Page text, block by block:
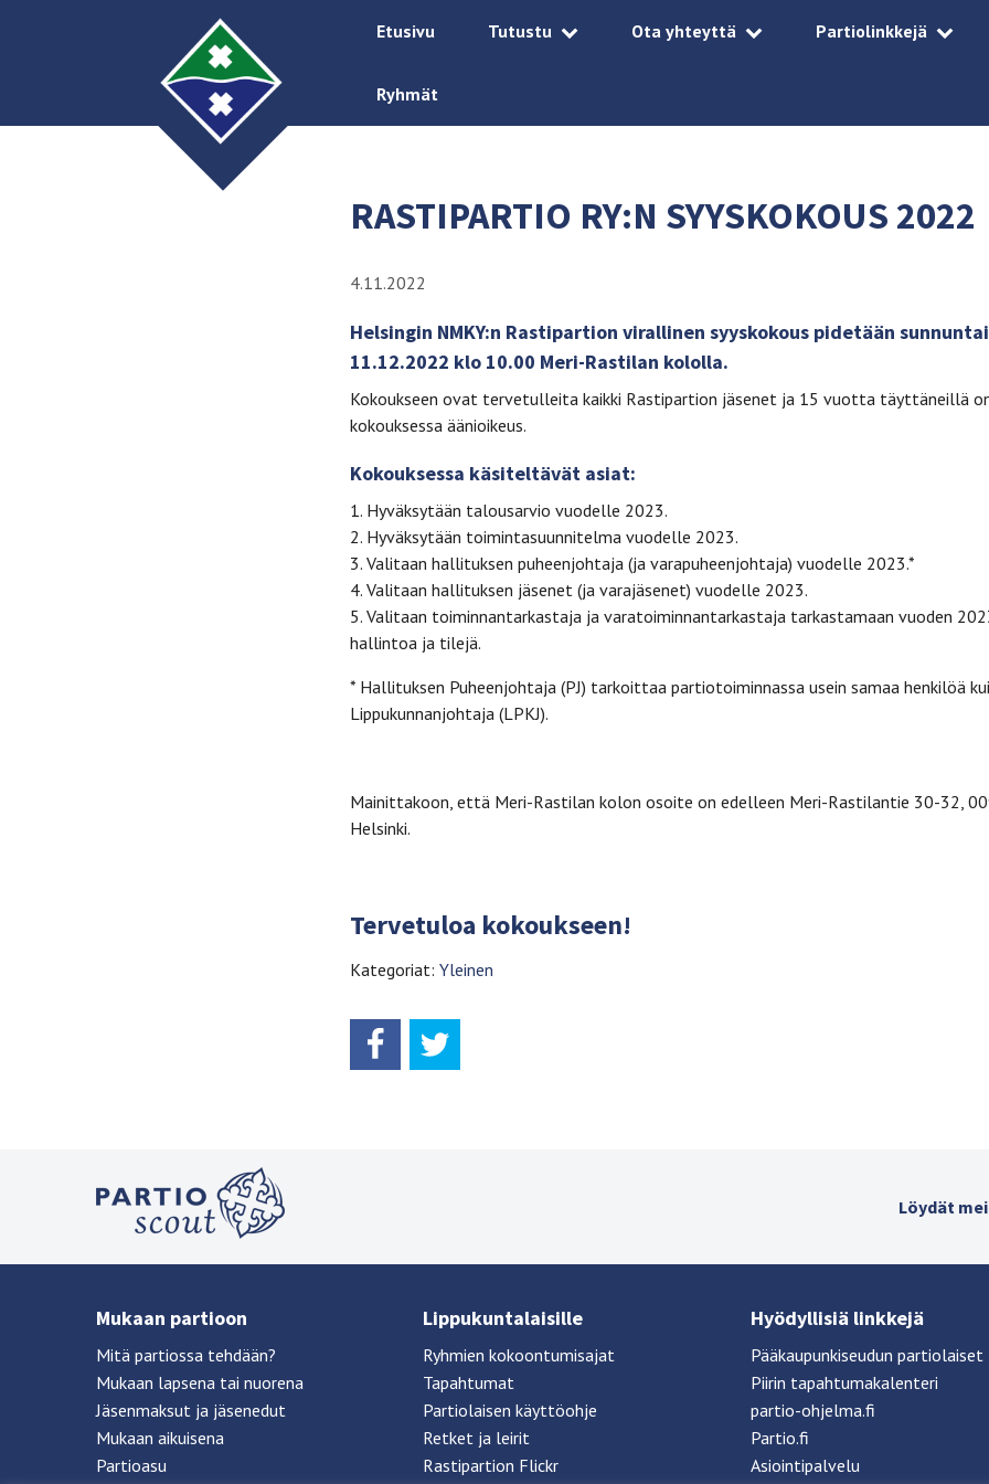
Etusivu Tutustu Ota yhteyttä Partiolinkkejä
Ryhmät
RASTIPARTIO RY:N SYYSKOKOUS 2022
4.11.2022
Helsingin NMKY:n Rastipartion virallinen syyskokous pidetään
11.12.2022 klo 10.00 Meri-Rastilan kololla.
Kokoukseen ovat tervetulleita kaikki Rastipartion jäsenet ja 15 vuotta täyttäneillä
kokouksessa äänioikeus.
Kokouksessa käsiteltävät asiat:
1. Hyväksytään talousarvio vuodelle 2023.
2. Hyväksytään toimintasuunnitelma vuodelle 2023.
3. Valitaan hallituksen puheenjohtaja (ja varapuheenjohtaja) vuodelle 2023.*
4. Valitaan hallituksen jäsenet (ja varajäsenet) vuodelle 2023.
5. Valitaan toiminnantarkastaja ja varatoiminnantarkastaja tarkastamaan vuoden
hallintoa ja tilejä.
* Hallituksen Puheenjohtaja (PJ) tarkoittaa partiotoiminnassa usein samaa henkilöä
Lippukunnanjohtaja (LPKJ).
Mainittakoon, että Meri-Rastilan kolon osoite on edelleen Meri-Rastilantie 30-32,
Helsinki.
Tervetuloa kokoukseen!
Kategoriat: Yleinen
Löydät
Mukaan partioon
Mitä partiossa tehdään?
Mukaan lapsena tai nuorena
Jäsenmaksut ja jäsenedut
Mukaan aikuisena
Partioasu
Lippukuntalaisille
Ryhmien kokoontumisajat
Tapahtumat
Partiolaisen käyttöohje
Retket ja leirit
Rastipartion Flickr
Hyödyllisiä linkkejä
Pääkaupunkiseudun partiolaiset
Piirin tapahtumakalenteri
partio-ohjelma.fi
Partio.fi
Asiointipalvelu